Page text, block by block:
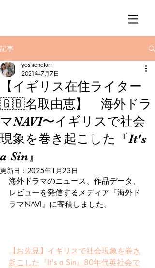
記事
【イギリス在住ライター
🇬🇧名取由恵】 海外ドラ
マNAVI〜イギリスで社会
現象を巻き起こした『It's
a Sin』
yoshienatori
2021年7月7日
更新日： 2025年1月23日
海外ドラマのニュース、作品データ、
レビューを発信するメディア『海外ド
ラマNAVI』に寄稿しました。
【お先見】イギリスで社会現象を巻き
起こした『It's a Sin』80年代英社会で